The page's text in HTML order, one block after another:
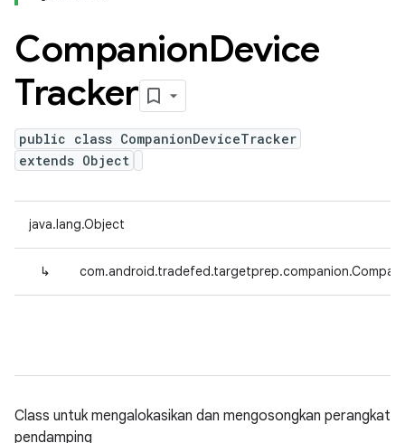
CompanionDevice
Tracker
public class CompanionDeviceTracker
extends Object
java.lang.Object
↳
Class untuk mengalokasikan dan mengosongkan perangkat
pendamping